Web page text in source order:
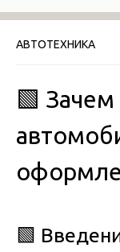
АВТОТЕХНИКА
🟩 Зачем
🟩